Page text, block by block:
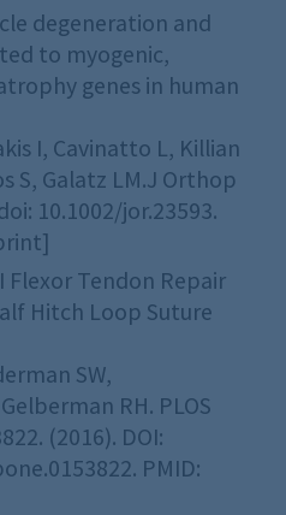
degeneration and
to myogenic,
genes in human
I, Cavinatto L, Killian
S, Galatz LM.J Orthop
10.1002/jor.23593.
Flexor Tendon Repair
Hitch Loop Suture
SW,
RH. PLOS
(2016). DOI:
PMID: